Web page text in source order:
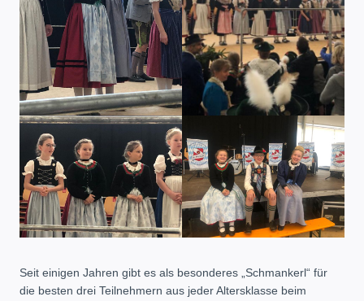
Seit einigen Jahren gibt es als besonderes „Schmankerl“ für
die besten drei Teilnehmern aus jeder Altersklasse beim